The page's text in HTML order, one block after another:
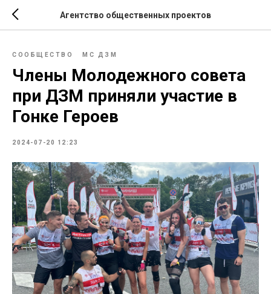
Агентство общественных проектов
СООБЩЕСТВО МС ДЗМ
Члены Молодежного совета
при ДЗМ приняли участие в
Гонке Героев
2024-07-20 12:23